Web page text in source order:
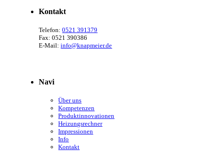
Kontakt
Telefon:0521 391379
Fax: 0521 390386
E-Mail:info@knapmeier.de
Navi
Über uns
Kompetenzen
Produktinnovationen
Heizungsrechner
Impressionen
Info
Kontakt